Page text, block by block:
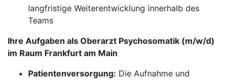
langfristige Weiterentwicklung innerhalb des
Teams
Ihre Aufgaben als Oberarzt Psychosomatik (m/w/d)
im Raum Frankfurt am Main
Patientenversorgung: Die Aufnahme und